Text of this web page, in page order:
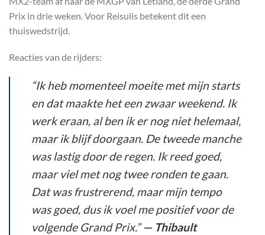
Prix in drie weken. Voor Reisulis betekent dit een
thuiswedstrijd.
Reacties van de rijders:
“Ik heb momenteel moeite met mijn starts
en dat maakte het een zwaar weekend. Ik
werk eraan, al ben ik er nog niet helemaal,
maar ik blijf doorgaan. De tweede manche
was lastig door de regen. Ik reed goed,
maar viel met nog twee ronden te gaan.
Dat was frustrerend, maar mijn tempo
was goed, dus ik voel me positief voor de
volgende Grand Prix.”— Thibault